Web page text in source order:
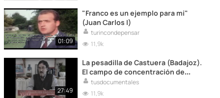
01:09
"Franco es un ejemplo para mi"
(Juan Carlos I)
turincondepensar
11,9k
27:49
La pesadilla de Castuera (Badajoz).
El campo de concentración de
Castuera (Badajoz)
tusdocumentales
11,9k